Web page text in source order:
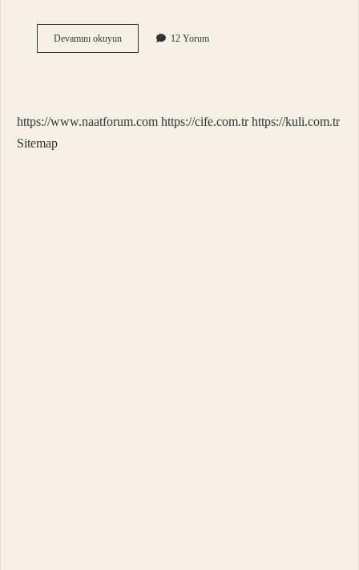
Devamını okuyunDuyu
Bütünleme
12 Yorum
https://www.naatforum.com https://cife.com.tr https://kuli.com.tr
Sitemap